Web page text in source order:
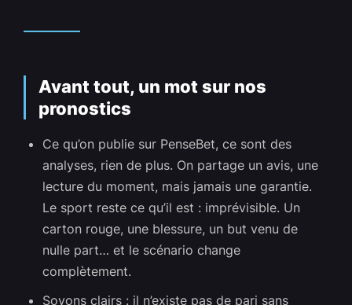
Avant tout, un mot sur nos
pronostics
Ce qu’on publie sur PenseBet, ce sont des
analyses, rien de plus. On partage un avis, une
lecture du moment, mais jamais une garantie.
Le sport reste ce qu’il est : imprévisible. Un
carton rouge, une blessure, un but venu de
nulle part… et le scénario change
complètement.
Soyons clairs : il n’existe pas de pari sans